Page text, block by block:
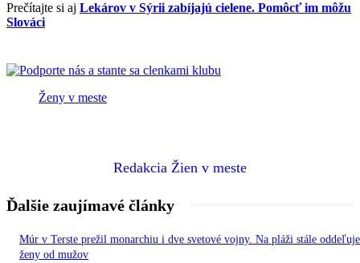
Prečítajte si aj Lekárov v Sýrii zabíjajú cielene. Pomôcť im môžu
Slováci
Ženy v meste
Redakcia Žien v meste
Ďalšie zaujímavé články
Múr v Terste prežil monarchiu i dve svetové vojny. Na pláži stále oddeľuje
ženy od mužov